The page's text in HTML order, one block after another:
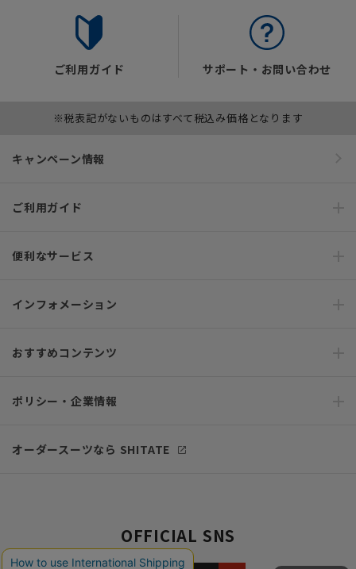
ご利用ガイド サポート・お問い合わせ
※税表記がないものはすべて税込み価格となります
キャンペーン情報
ご利用ガイド
便利なサービス
インフォメーション
おすすめコンテンツ
ポリシー・企業情報
オーダースーツなら SHITATE
OFFICIAL SNS